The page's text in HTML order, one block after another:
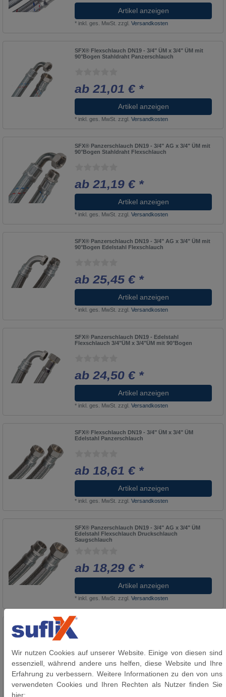
Artikel anzeigen
* inkl. ges. MwSt. zzgl.Versandkosten
SFX® Flexschlauch DN19 - 3/4" ÜM x 3/4" ÜM mit
90°Bogen Stahldraht Panzerschlauch
ab 21,01 € *
Artikel anzeigen
* inkl. ges. MwSt. zzgl.Versandkosten
SFX® Panzerschlauch DN19 - 3/4" AG x 3/4" ÜM mit
90°Bogen Stahldraht Flexschlauch
ab 21,19 € *
Artikel anzeigen
* inkl. ges. MwSt. zzgl.Versandkosten
SFX® Panzerschlauch DN19 - 3/4" AG x 3/4" ÜM mit
90°Bogen Edelstahl Flexschlauch
ab 25,45 € *
Artikel anzeigen
* inkl. ges. MwSt. zzgl.Versandkosten
SFX® Panzerschlauch DN19 - Edelstahl
Flexschlauch 3/4"ÜM x 3/4"ÜM mit 90°Bogen
ab 24,50 € *
Artikel anzeigen
* inkl. ges. MwSt. zzgl.Versandkosten
SFX® Flexschlauch DN19 - 3/4" ÜM x 3/4" ÜM
Edelstahl Panzerschlauch
ab 18,61 € *
Artikel anzeigen
* inkl. ges. MwSt. zzgl.Versandkosten
SFX® Panzerschlauch DN19 - 3/4" AG x 3/4" ÜM
Edelstahl Flexschlauch Druckschlauch
Saugschlauch
ab 18,29 € *
Artikel anzeigen
* inkl. ges. MwSt. zzgl.Versandkosten
ab 35,59 € *
Artikel anzeigen
Wir nutzen Cookies auf unserer Website. Einige von diesen sind
essenziell, während andere uns helfen, diese Website und Ihre
Erfahrung zu verbessern. Weitere Informationen zu den von uns
verwendeten Cookies und Ihren Rechten als Nutzer finden Sie
hier: